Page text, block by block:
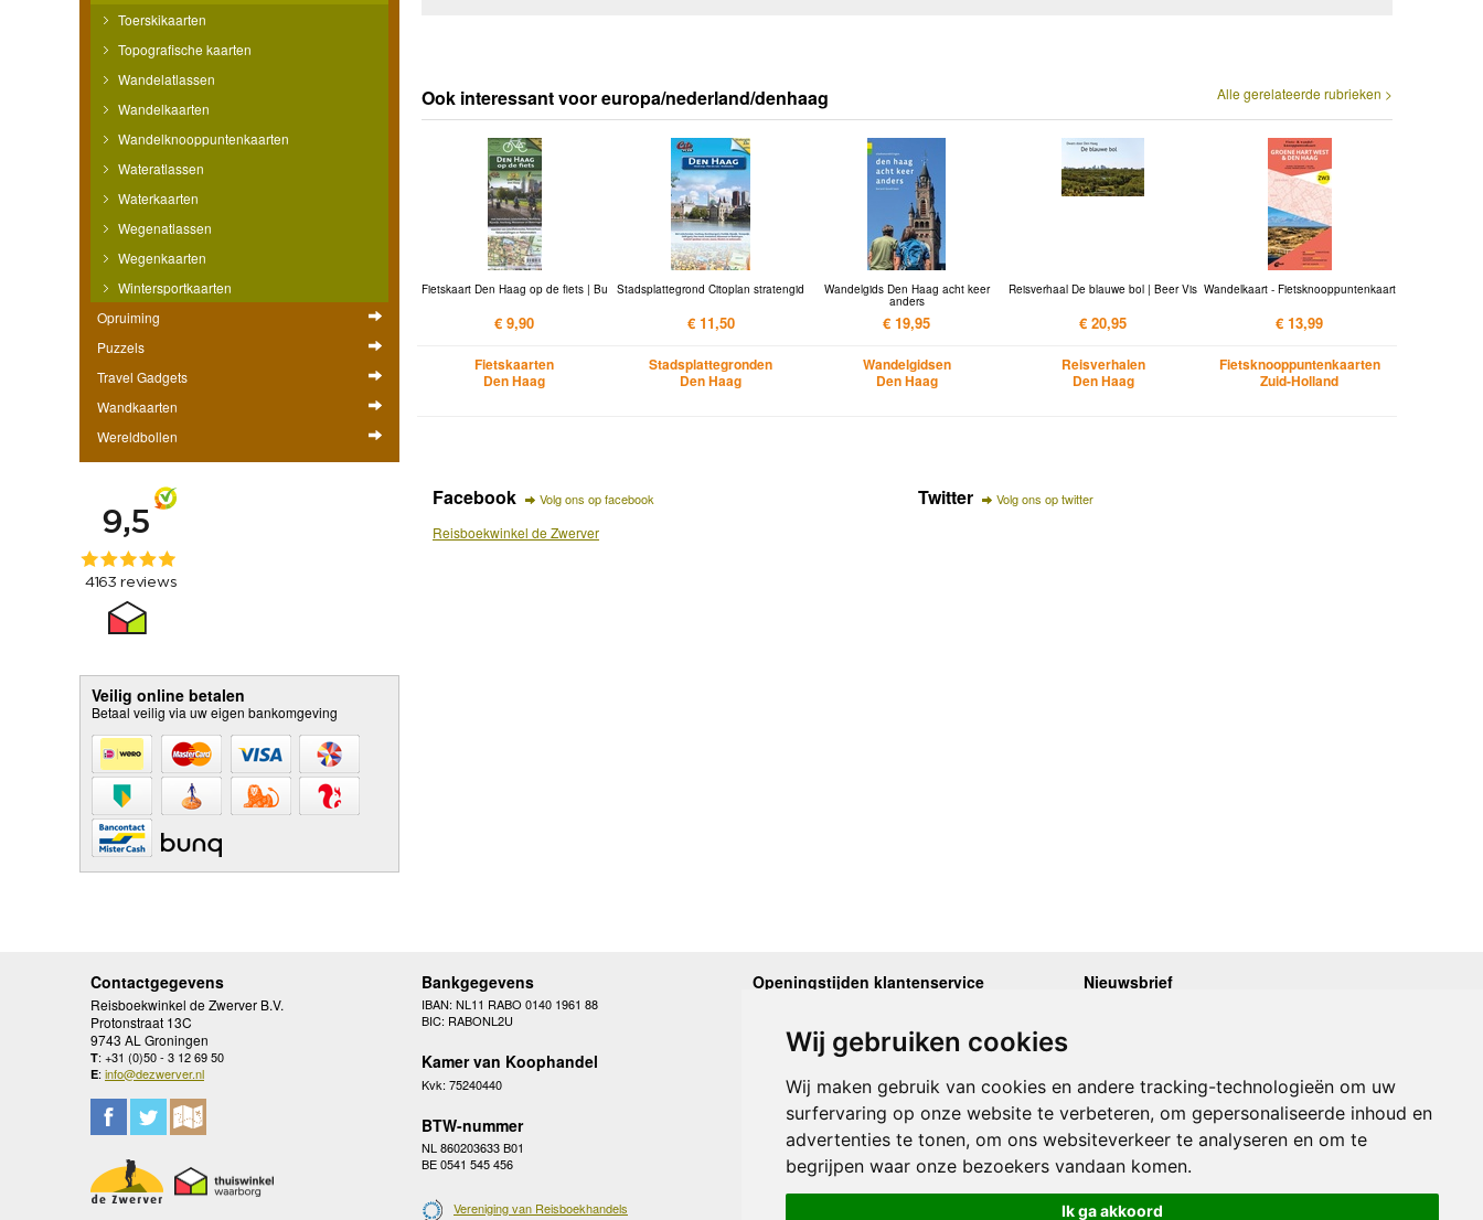
Wij gebruiken cookies
Wij maken gebruik van cookies en andere tracking-technologieën om uw
surfervaring op onze website te verbeteren, om gepersonaliseerde inhoud en
advertenties te tonen, om ons websiteverkeer te analyseren en om te
begrijpen waar onze bezoekers vandaan komen.
Ik ga akkoord
Toerskikaarten
Topografische kaarten
Wandelatlassen
Wandelkaarten
Wandelknooppuntenkaarten
Wateratlassen
Waterkaarten
Wegenatlassen
Wegenkaarten
Wintersportkaarten
Opruiming
Puzzels
Travel Gadgets
Wandkaarten
Wereldbollen
Veilig online betalen
Betaal veilig via uw eigen bankomgeving
Alle gerelateerde rubrieken >
Ook interessant voor europa/nederland/denhaag
Fietskaart Den Haag op de fiets | Bu
€ 9,90
Fietskaarten
Den Haag
Stadsplattegrond Citoplan stratengid
€ 11,50
Stadsplattegronden
Den Haag
Wandelgids Den Haag acht keer
anders
€ 19,95
Wandelgidsen
Den Haag
Reisverhaal De blauwe bol | Beer Vis
€ 20,95
Reisverhalen
Den Haag
Wandelkaart - Fietsknooppuntenkaart
€ 13,99
Fietsknooppuntenkaarten
Zuid-Holland
Facebook Volg ons op facebook
Reisboekwinkel de Zwerver
Twitter Volg ons op twitter
Contactgegevens
Reisboekwinkel de Zwerver B.V.
Protonstraat 13C
9743 AL Groningen
T: +31 (0)50 - 3 12 69 50
E: info@dezwerver.nl
Bankgegevens
IBAN: NL11 RABO 0140 1961 88
BIC: RABONL2U
Kamer van Koophandel
Kvk: 75240440
BTW-nummer
NL 860203633 B01
BE 0541 545 456
Vereniging van Reisboekhandels
Openingstijden klantenservice
Woensdag
10.00 - 12.30 en 13.30 - 17.00
Donderdag
Vrijdag
10.00 - 12.30 en 13.30 - 17.00
Zaterdag
gesloten
Zondag
gesloten
Nieuwsbrief
Onze laatste Nieuwsbrief
Inschrijven